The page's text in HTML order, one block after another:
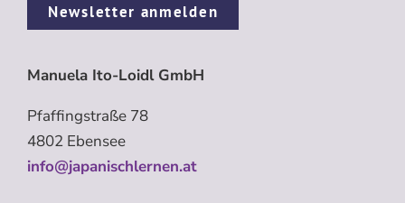
Newsletter anmelden
Manuela Ito-Loidl GmbH
Pfaffingstraße 78
4802 Ebensee
info@japanischlernen.at